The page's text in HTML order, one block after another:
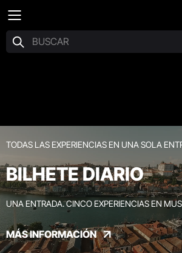
TODAS LAS EXPERIENCIAS EN UNA SOLA
BILHETE DIARIO
UNA ENTRADA. CINCO EXPERIENCIAS EN
MÁS INFORMACIÓN